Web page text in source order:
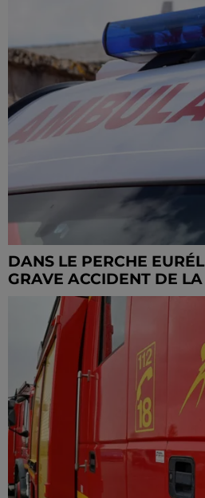
DANS LE PERCHE
GRAVE ACCIDENT DE